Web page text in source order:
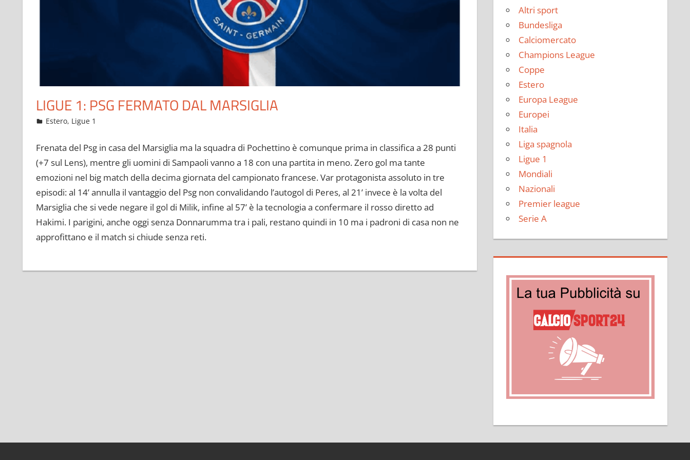
LIGUE 1: PSG FERMATO DAL MARSIGLIA
Ottobre 25, 2021
admin
Estero, Ligue 1
Frenata del Psg in casa del Marsiglia ma la squadra di Pochettino è comunque prima in classifica a 28 punti
(+7 sul Lens), mentre gli uomini di Sampaoli vanno a 18 con una partita in meno. Zero gol ma tante
emozioni nel big match della decima giornata del campionato francese. Var protagonista assoluto in tre
episodi: al 14’ annulla il vantaggio del Psg non convalidando l’autogol di Peres, al 21’ invece è la volta del
Marsiglia che si vede negare il gol di Milik, infine al 57’ è la tecnologia a confermare il rosso diretto ad
Hakimi. I parigini, anche oggi senza Donnarumma tra i pali, restano quindi in 10 ma i padroni di casa non ne
approfittano e il match si chiude senza reti.
Altri sport
Bundesliga
Calciomercato
Champions League
Coppe
Estero
Europa League
Europei
Italia
Liga spagnola
Ligue 1
Mondiali
Nazionali
Premier league
Serie A